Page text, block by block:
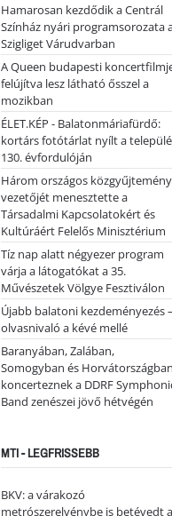
Hamarosan kezdődik a Centrál
Színház nyári programsorozata
Szigliget Várudvarban
A Queen budapesti
felújítva lesz látható ősszel a
mozikban
ÉLET.KÉP - Balatonmáriafürdő:
kortárs fotótárlat nyílt a
130. évfordulóján
Három országos közgyűjtemény
vezetőjét menesztette a
Társadalmi Kapcsolatokért és
Kultúráért Felelős Minisztérium
Tíz nap alatt négyezer program
várja a látogatókat a 35.
Művészetek Völgye Fesztiválon
Újabb balatoni kezdeményezés –
olvasnivaló a kévé mellé
Baranyában, Zalában,
Somogyban és Horvátországban
koncerteznek a DDRF
Band zenészei jövő hétvégén
MTI - LEGFRISSEBB
BKV: a várakozó
metrószerelvénybe is betévedt a